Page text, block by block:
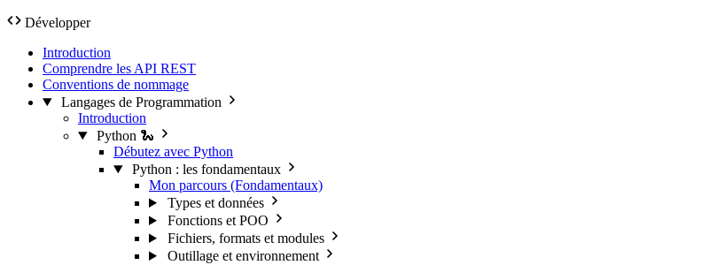
Développer
Introduction
Comprendre les API REST
Conventions de nommage
Langages de Programmation
Introduction
Python 🐍
Débutez avec Python
Python : les fondamentaux
Mon parcours (Fondamentaux)
Types et données
Fonctions et POO
Fichiers, formats et modules
Outillage et environnement